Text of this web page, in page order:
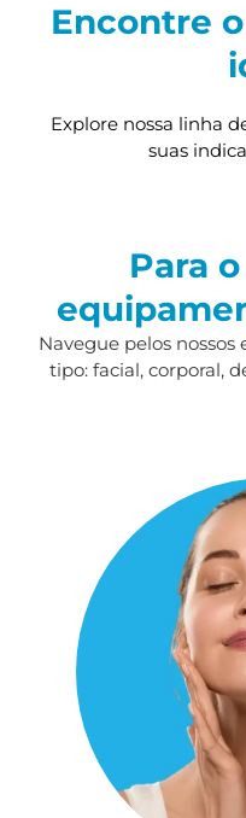
Encontre
Explore nossa linha
suas
Para
Navegue pelos
tipo: facial, corporal,